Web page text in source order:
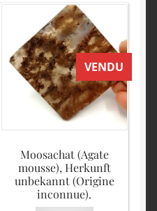
VENDU
Moosachat (Agate
mousse), Herkunft
unbekannt (Origine
inconnue).